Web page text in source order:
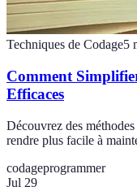
Techniques de Codage5
Comment
Efficaces
Découvrez des
rendre plus facile à
codageprogrammer
Jul 29